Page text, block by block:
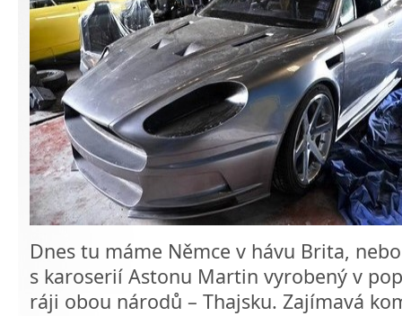
Dnes tu máme Němce v hávu Brita,
s karoserií Astonu Martin vyrobený v
ráji obou národů – Thajsku. Zajímavá